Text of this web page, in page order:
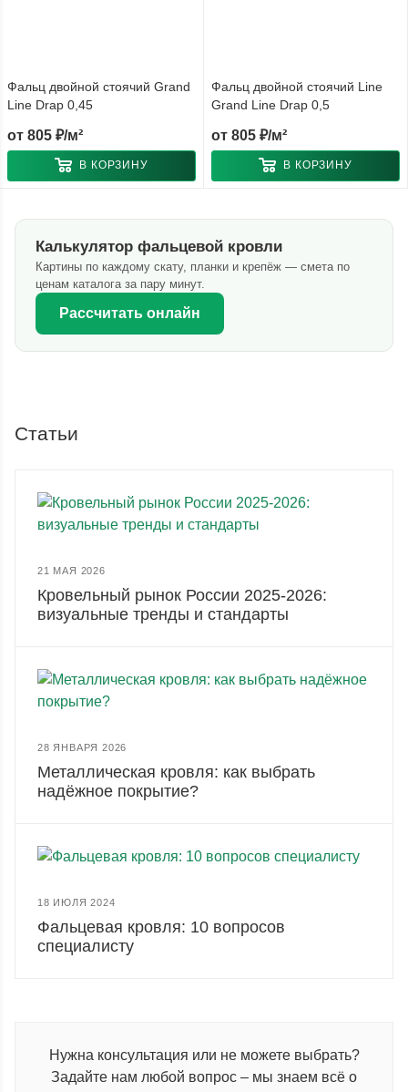
Фальц двойной стоячий Grand
Line Drap 0,45
от 805 ₽/м²
В КОРЗИНУ
Фальц двойной стоячий Line
Grand Line Drap 0,5
от 805 ₽/м²
В КОРЗИНУ
Калькулятор фальцевой кровли
Картины по каждому скату, планки и крепёж — смета по
ценам каталога за пару минут.
Рассчитать онлайн
Статьи
21 МАЯ 2026
Кровельный рынок России 2025-2026:
визуальные тренды и стандарты
28 ЯНВАРЯ 2026
Металлическая кровля: как выбрать
надёжное покрытие?
18 ИЮЛЯ 2024
Фальцевая кровля: 10 вопросов
специалисту
Нужна консультация или не можете выбрать?
Задайте нам любой вопрос – мы знаем всё о